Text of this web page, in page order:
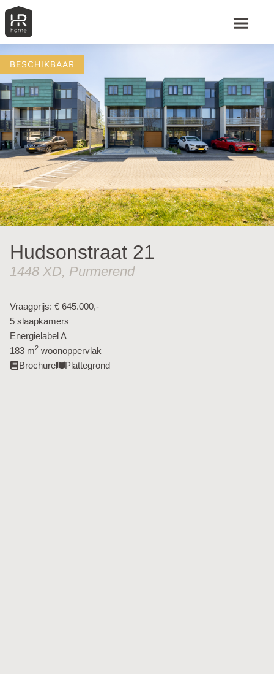
BESCHIKBAAR
Hudsonstraat 21
1448 XD, Purmerend
Vraagprijs: € 645.000,-
5 slaapkamers
Energielabel A
183 m2 woonoppervlak​
Brochure
Plattegrond